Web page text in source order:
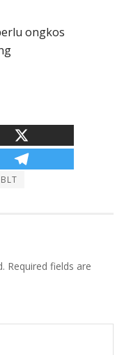
ongkos
Required fields are